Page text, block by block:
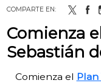
COMPARTE EN:
Comienza
Sebastián
Comienza el Plan